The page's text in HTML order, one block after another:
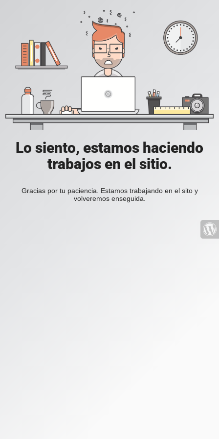
Lo siento, estamos haciendo
trabajos en el sitio.
Gracias por tu paciencia. Estamos trabajando en el sito y
volveremos enseguida.